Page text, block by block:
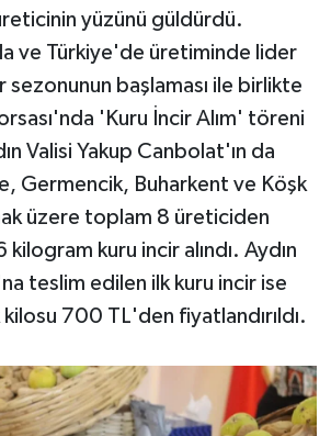
yüzünü güldürdü.
ve Türkiye'de üretiminde lider
sezonunun başlaması ile birlikte
'Kuru İncir Alım' töreni
Valisi Yakup Canbolat'ın da
Germencik, Buharkent ve Köşk
üzere toplam 8 üreticiden
kuru incir alındı. Aydın
teslim edilen ilk kuru incir ise
700 TL'den fiyatlandırıldı.